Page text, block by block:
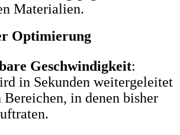
Materialien.
Optimierung
Geschwindigkeit:
in Sekunden weitergeleitet
Bereichen, in denen bisher